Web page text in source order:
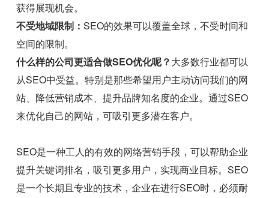
获得展现机会。
不受地域限制：SEO的效果可以覆盖全球，不受时间和
空间的限制。
什么样的公司更适合做SEO优化呢？大多数行业都可以
从SEO中受益。特别是那些希望用户主动访问我们的网
站、降低营销成本、提升品牌知名度的企业。通过SEO
来优化自己的网站，可吸引更多潜在客户。
SEO是一种工人的有效的网络营销手段，可以帮助企业
提升关键词排名，吸引更多用户，实现商业目标。SEO
是一个长期且专业的技术，企业在进行SEO时，必须耐